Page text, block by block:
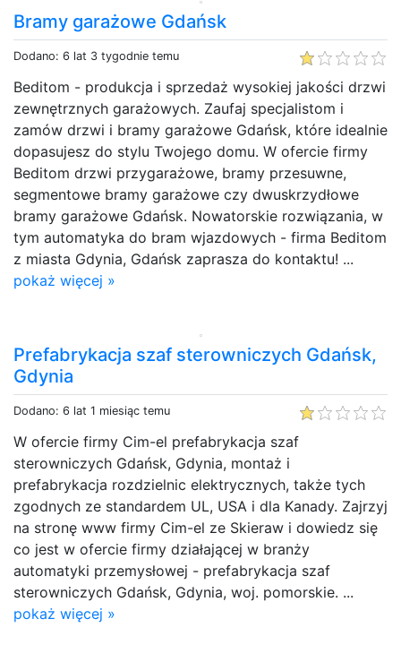
Bramy garażowe Gdańsk
Dodano: 6 lat 3 tygodnie temu
Beditom - produkcja i sprzedaż wysokiej jakości drzwi
zewnętrznych garażowych. Zaufaj specjalistom i
zamów drzwi i bramy garażowe Gdańsk, które idealnie
dopasujesz do stylu Twojego domu. W ofercie firmy
Beditom drzwi przygarażowe, bramy przesuwne,
segmentowe bramy garażowe czy dwuskrzydłowe
bramy garażowe Gdańsk. Nowatorskie rozwiązania, w
tym automatyka do bram wjazdowych - firma Beditom
z miasta Gdynia, Gdańsk zaprasza do kontaktu! ...
pokaż więcej »
Prefabrykacja szaf sterowniczych Gdańsk,
Gdynia
Dodano: 6 lat 1 miesiąc temu
W ofercie firmy Cim-el prefabrykacja szaf
sterowniczych Gdańsk, Gdynia, montaż i
prefabrykacja rozdzielnic elektrycznych, także tych
zgodnych ze standardem UL, USA i dla Kanady. Zajrzyj
na stronę www firmy Cim-el ze Skieraw i dowiedz się
co jest w ofercie firmy działającej w branży
automatyki przemysłowej - prefabrykacja szaf
sterowniczych Gdańsk, Gdynia, woj. pomorskie. ...
pokaż więcej »